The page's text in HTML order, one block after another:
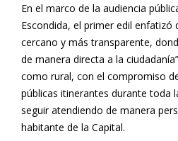
En el marco de la audiencia
Escondida, el primer edil enfatizó
cercano y más transparente,
de manera directa a la
como rural, con el compromiso
públicas itinerantes durante toda
seguir atendiendo de manera
habitante de la Capital.